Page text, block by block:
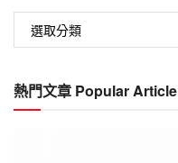
類
Category
熱門文章 Popular Article